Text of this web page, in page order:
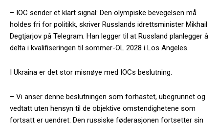
– IOC sender et klart signal: Den olympiske bevegelsen må
holdes fri for politikk, skriver Russlands idrettsminister Mikhail
Degtjarjov på Telegram. Han legger til at Russland planlegger å
delta i kvalifiseringen til sommer-OL 2028 i Los Angeles.
I Ukraina er det stor misnøye med IOCs beslutning.
– Vi anser denne beslutningen som forhastet, ubegrunnet og
vedtatt uten hensyn til de objektive omstendighetene som
fortsatt er uendret: Den russiske føderasjonen fortsetter sin